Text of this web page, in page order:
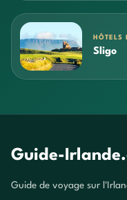
HÔTELS
Sligo
Guide-
Guide de voyage sur